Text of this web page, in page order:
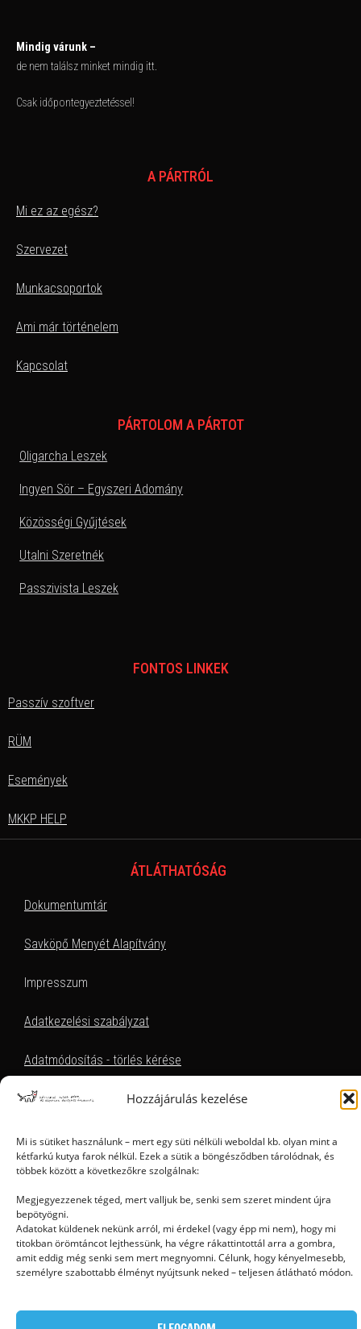
Hozzájárulás kezelése
Mi is sütiket használunk – mert egy süti nélküli weboldal kb. olyan mint a
kétfarkú kutya farok nélkül. Ezek a sütik a böngésződben tárolódnak, és
többek között a következőkre szolgálnak:
Megjegyezzenek téged, mert valljuk be, senki sem szeret mindent újra
bepötyögni.
Adatokat küldenek nekünk arról, mi érdekel (vagy épp mi nem), hogy mi
titokban örömtáncot lejthessünk, ha végre rákattintottál arra a gombra,
amit eddig még senki sem mert megnyomni. Célunk, hogy kényelmesebb,
személyre szabottabb élményt nyújtsunk neked – teljesen átlátható módon.
Mindig várunk –
de nem találsz minket mindig itt.
Csak időpontegyeztetéssel!
A PÁRTRÓL
Mi ez az egész?
Szervezet
Munkacsoportok
Ami már történelem
Kapcsolat
PÁRTOLOM A PÁRTOT
Oligarcha Leszek
Ingyen Sör – Egyszeri Adomány
Közösségi Gyűjtések
Utalni Szeretnék
Passzivista Leszek
FONTOS LINKEK
Passzív szoftver
RÜM
Események
MKKP HELP
ÁTLÁTHATÓSÁG
Dokumentumtár
Savköpő Menyét Alapítvány
Impresszum
Adatkezelési szabályzat
Adatmódosítás - törlés kérése
EZT KERESEM, HOL TALÁLOM
Ⓒ 2006 - 2026 - Magyar Kétfarkú Kutya Párt - Minden jog fenntartva